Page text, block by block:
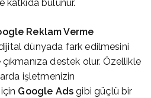
bulunur.
Reklam Verme
dünyada fark edilmesini
destek olur. Özellikle
işletmenizin
Google Ads gibi güçlü bir